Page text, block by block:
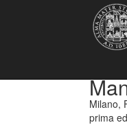
Milano,
prima